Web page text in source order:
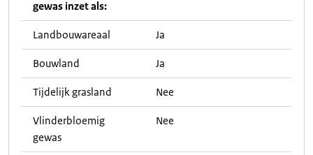
gewas inzet als:
Landbouwareaal Ja
Bouwland Ja
Tijdelijk grasland Nee
Vlinderbloemig
gewas
Nee